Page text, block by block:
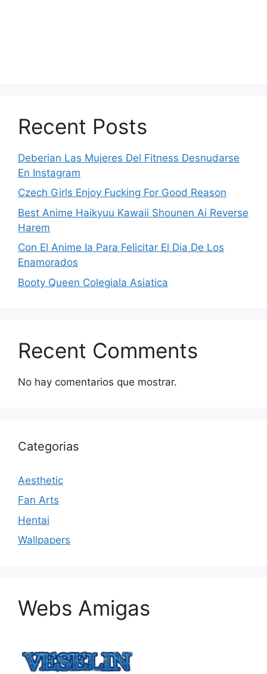
Recent Posts
Deberian Las Mujeres Del Fitness Desnudarse
En Instagram
Czech Girls Enjoy Fucking For Good Reason
Best Anime Haikyuu Kawaii Shounen Ai Reverse
Harem
Con El Anime Ia Para Felicitar El Dia De Los
Enamorados
Booty Queen Colegiala Asiatica
Recent Comments
No hay comentarios que mostrar.
Categorias
Aesthetic
Fan Arts
Hentai
Wallpapers
Webs Amigas